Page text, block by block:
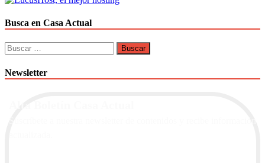
Busca en Casa Actual
Buscar:
Newsletter